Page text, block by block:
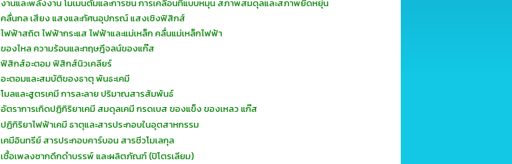
งานและพลังงาน โมเมนตัมและการชน การเคลื่อนที่แบบหมุน สภาพสมดุลและสภาพยืดหยุ่น
คลื่นกล เสียง แสงและทัศนอุปกรณ์ แสงเชิงฟิสิกส์
ไฟฟ้าสถิต ไฟฟ้ากระแส ไฟฟ้าและแม่เหล็ก คลื่นแม่เหล็กไฟฟ้า
ของไหล ความร้อนและทฤษฎีจลน์ของแก๊ส
ฟิสิกส์อะตอม ฟิสิกส์นิวเคลียร์
อะตอมและสมบัติของธาตุ พันธะเคมี
โมลและสูตรเคมี การละลาย ปริมาณสารสัมพันธ์
อัตราการเกิดปฏิกิริยาเคมี สมดุลเคมี กรดเบส ของแข็ง ของเหลว แก๊ส
ปฏิกิริยาไฟฟ้าเคมี ธาตุและสารประกอบในอุตสาหกรรม
เคมีอินทรีย์ สารประกอบคาร์บอน สารชีวโมเลกุล
เชื้อเพลงซากดึกดำบรรพ์ และผลิตภัณฑ์ (ปิโตรเลียม)